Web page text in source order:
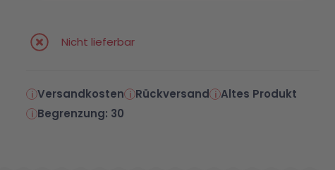
Nicht lieferbar
Versandkosten Rückversand
Altes Produkt
Begrenzung: 30